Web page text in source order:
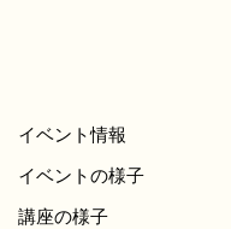
イベント情報
イベントの様子
講座の様子